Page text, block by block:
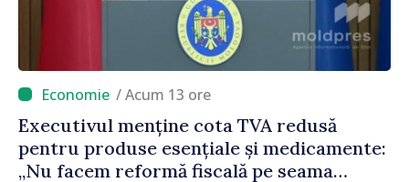
/ Acum 13 ore
Executivul menține cota TVA redusă
pentru produse esențiale și medicamente:
„Nu facem reformă fiscală pe seama